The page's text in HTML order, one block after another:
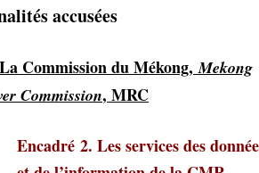
accusées
Commission du Mékong,Mekong
Commission, MRC
Encadré 2. Les services des